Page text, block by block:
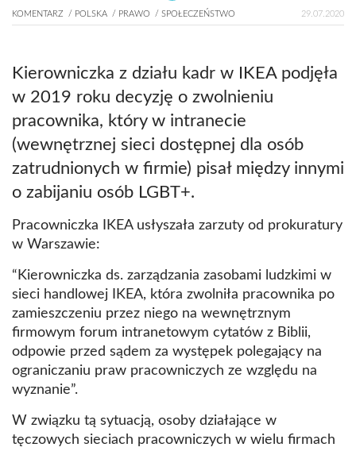
KOMENTARZ POLSKA PRAWO SPOŁECZEŃSTWO 29.07.2020
Kierowniczka z działu kadr w IKEA podjęła
w 2019 roku decyzję o zwolnieniu
pracownika, który w intranecie
(wewnętrznej sieci dostępnej dla osób
zatrudnionych w firmie) pisał między innymi
o zabijaniu osób LGBT+.
Pracowniczka IKEA usłyszała zarzuty od prokuratury
w Warszawie:
“Kierowniczka ds. zarządzania zasobami ludzkimi w
sieci handlowej IKEA, która zwolniła pracownika po
zamieszczeniu przez niego na wewnętrznym
firmowym forum intranetowym cytatów z Biblii,
odpowie przed sądem za występek polegający na
ograniczaniu praw pracowniczych ze względu na
wyznanie”.
W związku tą sytuacją, osoby działające w
tęczowych sieciach pracowniczych w wielu firmach